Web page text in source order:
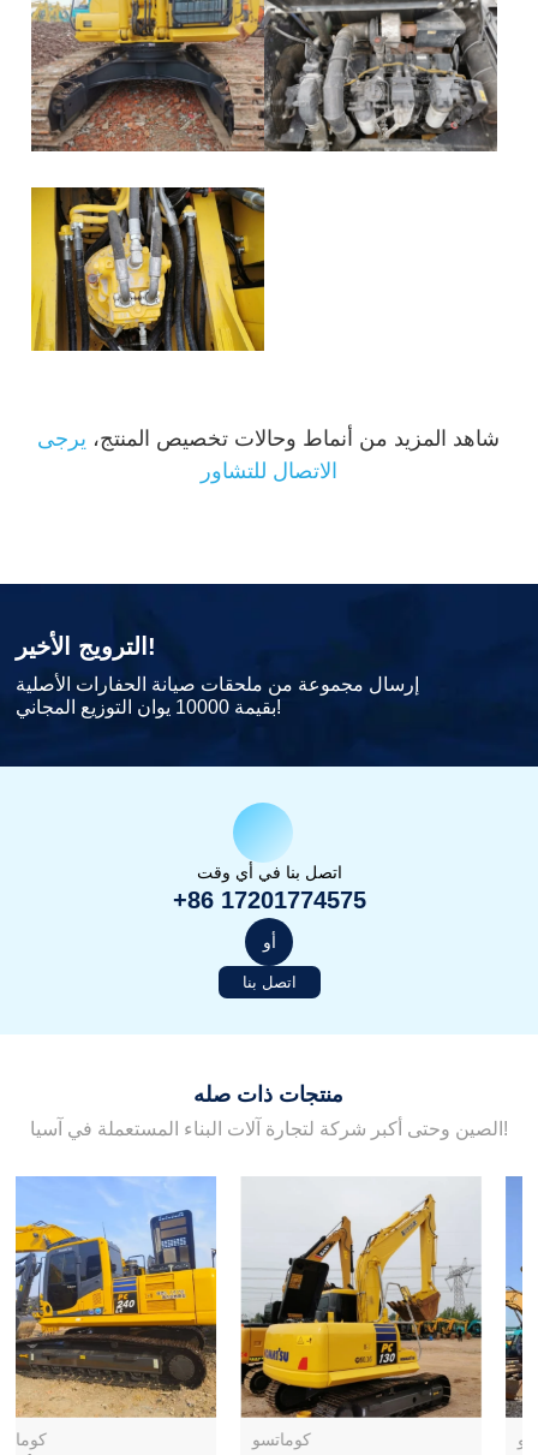
شاهد المزيد من أنماط وحالات تخصيص المنتج، يرجى
الاتصال للتشاور
الترويج الأخير!
إرسال مجموعة من ملحقات صيانة الحفارات الأصلية
بقيمة 10000 يوان التوزيع المجاني!
اتصل بنا في أي وقت
+86 17201774575
أو
اتصل بنا
منتجات ذات صله
الصين وحتى أكبر شركة لتجارة آلات البناء المستعملة في آسيا!
كوماتسو كوماتسو